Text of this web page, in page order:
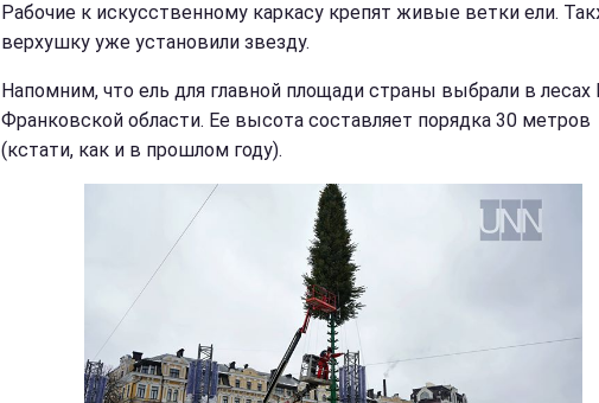
Рабочие к искусственному каркасу крепят живые ветки ели.
верхушку уже установили звезду.
Напомним, что ель для главной площади страны выбрали в лесах
Франковской области. Ее высота составляет порядка 30 метров
(кстати, как и в прошлом году).